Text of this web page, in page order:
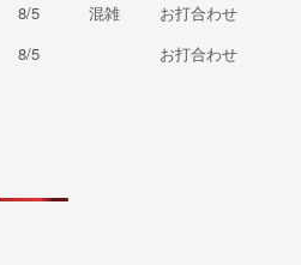
8/5 混雑
お打合わせ
8/5 お打合わせ